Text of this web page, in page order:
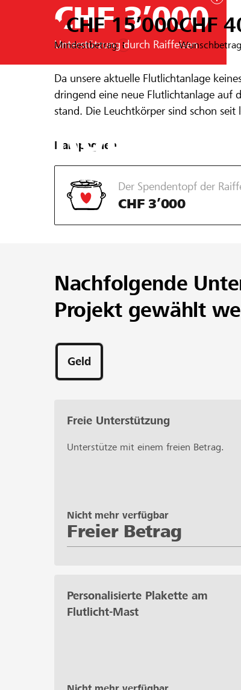
CHF 3’000
Unterstützung durch Raiffeisen
RUEUN
Ein Projekt aus der Region der
Da unsere aktuelle Flutlichtanlage
dringend eine neue Flutlichtanlage auf
stand. Die Leuchtkörper sind schon
jedoch brauchen wir finanzielle
CHF 15’000
Mindestbetrag
CHF
Kampagnen
Der Spendentopf der
CHF 3’000
Nachfolgende
Projekt gewählt
Geld
Freie Unterstützung
Unterstütze mit einem freien Betrag.
Freier Betrag
Nicht mehr verfügbar
Personalisierte Plakette am
Flutlicht-Mast